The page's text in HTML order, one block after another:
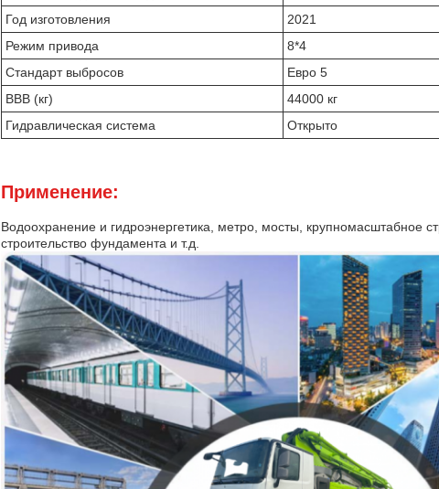
Год изготовления
2021
Режим привода
8*4
Стандарт выбросов
Евро 5
ВВВ (кг)
44000 кг
Гидравлическая система
Открыто
Применение:
Водоохранение и гидроэнергетика, метро, мосты, крупномасштабное
строительство фундамента и т.д.